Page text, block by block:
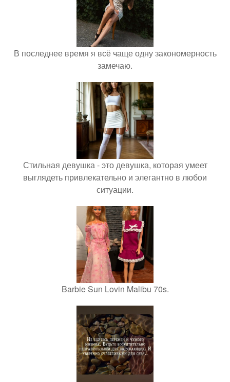
В последнее время я всё чаще одну закономерность
замечаю.
Стильная девушка - это девушка, которая умеет
выглядеть привлекательно и элегантно в любои
ситуации.
Barbie Sun Lovin Malibu 70s.